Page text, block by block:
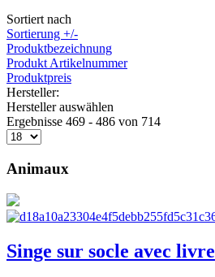
Sortiert nach
Sortierung +/-
Produktbezeichnung
Produkt Artikelnummer
Produktpreis
Hersteller:
Hersteller auswählen
Ergebnisse 469 - 486 von 714
Animaux
Singe sur socle avec livre